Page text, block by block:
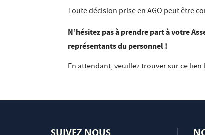
Toute décision prise en AGO peut être
N’hésitez pas à prendre part à votre
représentants du personnel !
En attendant, veuillez trouver sur ce lien
SUIVEZ NOUS